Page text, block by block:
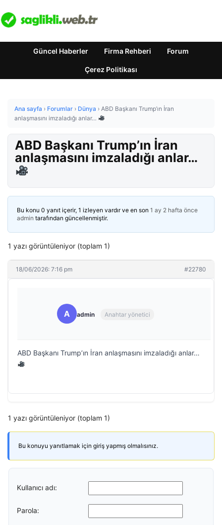
Güncel Haberler Firma Rehberi Forum
Çerez Politikası
Ana sayfa › Forumlar › Dünya › ABD Başkanı Trump’ın İran
anlaşmasını imzaladığı anlar…
ABD Başkanı Trump’ın İran
anlaşmasını imzaladığı anlar…
Bu konu 0 yanıt içerir, 1 izleyen vardır ve en son 1 ay 2 hafta önce
admin tarafından güncellenmiştir.
1 yazı görüntüleniyor (toplam 1)
18/06/2026: 7:16 pm #22780
A admin Anahtar yönetici
ABD Başkanı Trump’ın İran anlaşmasını imzaladığı anlar…
1 yazı görüntüleniyor (toplam 1)
Bu konuyu yanıtlamak için giriş yapmış olmalısınız.
Kullanıcı adı:
Parola: